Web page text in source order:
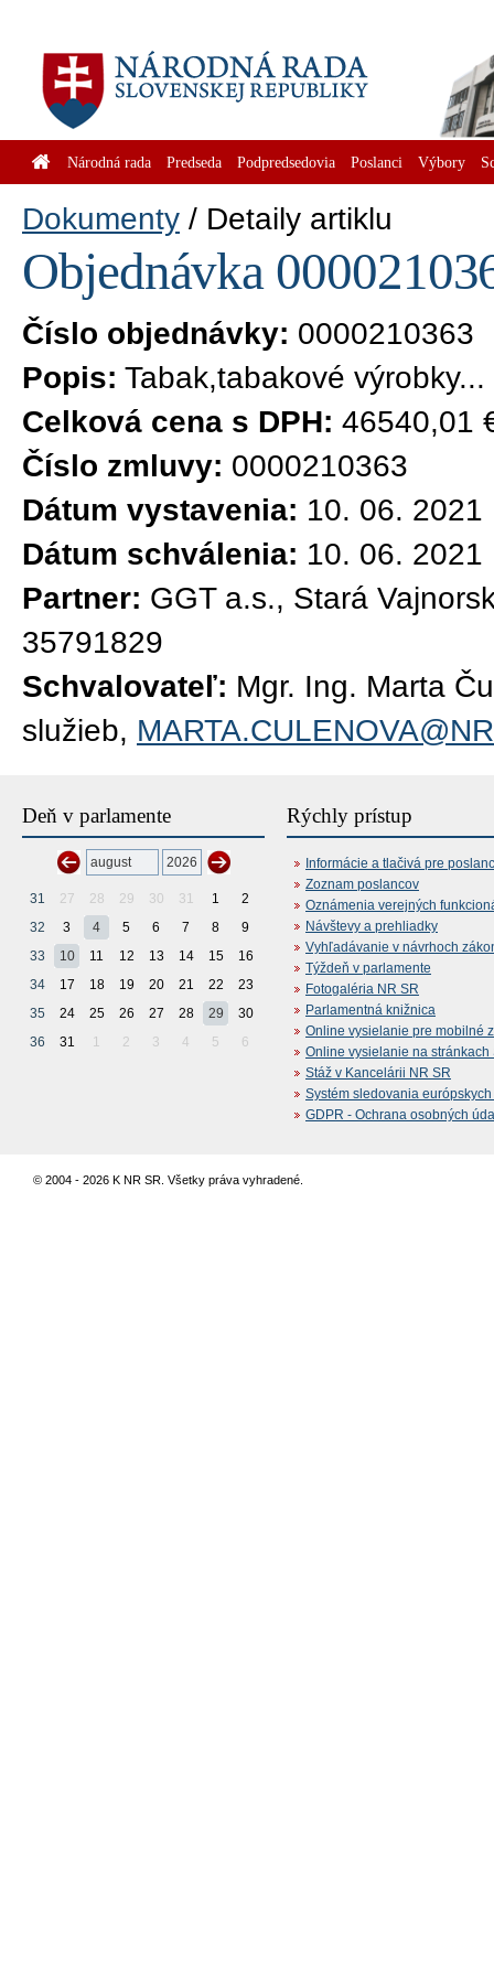
Národná rada Predseda Podpredsedovia Poslanci Výbory
Dokumenty Detaily artiklu
Objednávka
Číslo objednávky: 0000210363
Popis: Tabak,tabakové výrobky...
Celková cena s DPH: 46540,01
Číslo zmluvy: 0000210363
Dátum vystavenia: 10. 06. 2021
Dátum schválenia: 10. 06. 2021
Partner: GGT a.s., Stará
35791829
Schvalovateľ: Mgr. Ing. Marta
služieb,
Deň v parlamente
31 27 28 29 30 31 1
2
32
3 4 5 6 7 8
9
33
10 11 12 13 14 15
16
34
17 18 19 20 21 22
23
35
24 25 26 27 28 29
30
36
31 1 2 3 4 5 6
Rýchly prístup
Informácie a tlačivá pre
Zoznam poslancov
Oznámenia verejných
Návštevy a prehliadky
Vyhľadávanie v návrhoch
Týždeň v parlamente
Fotogaléria NR SR
Parlamentná knižnica
Online vysielanie pre mobilné
Online vysielanie na stránkach
Stáž v Kancelárii NR SR
Systém sledovania
GDPR - Ochrana osobných
© 2004 - 2026 K NR SR. Všetky práva vyhradené.